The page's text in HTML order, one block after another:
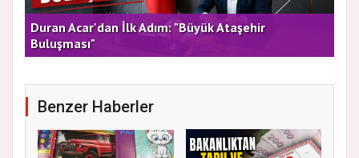
Duran Acar'dan İlk Adım: "Büyük Ataşehir
Buluşması"
Benzer Haberler